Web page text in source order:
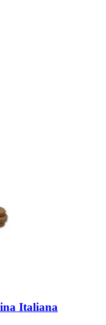
Italiana